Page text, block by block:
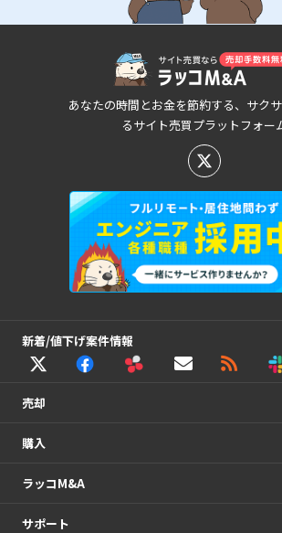
あなたの時間とお金を節約する、サク
るサイト売買プラットフォー
新着/値下げ案件情報
売却
購入
ラッコM&A
サポート